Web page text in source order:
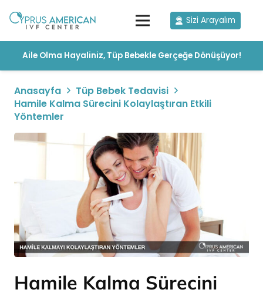
Sizi Arayalım
Aile Olma Hayaliniz, Tüp Bebekle Gerçeğe Dönüşüyor!
Anasayfa
Tüp Bebek Tedavisi
Hamile Kalma Sürecini Kolaylaştıran Etkili
Yöntemler
Hamile Kalma Sürecini